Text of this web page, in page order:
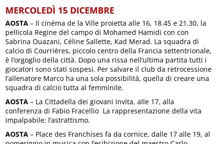
MERCOLEDÌ 15 DICEMBRE
AOSTA – Il cinéma de la Ville proietta alle 16, 18.45 e 21.30, la
pellicola Regine del campo di Mohamed Hamidi con con
Sabrina Ouazani, Céline Sallette, Kad Merad. La squadra di
calcio di Courrières, piccolo centro della Francia settentrionale,
è l’orgoglio della città. Dopo una rissa nell’ultima partita tutti i
giocatori sono stati sospesi. Per salvare il club da retrocessione
l’allenatore Marco ha una sola possibilità, quella di creare una
squadra di calcio tutta al femminile.
AOSTA – La Cittadella dei giovani invita, alle 17, alla
conferenza di Fabio Fracellio La rappresentazione della vita
impalpabile: l’astrattismo.
AOSTA – Place des Franchises fa da cornice, dalle 17 alle 19, al